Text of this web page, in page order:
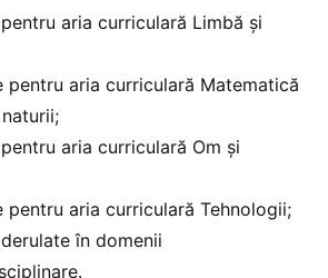
aria curriculară Limbă și
pentru aria curriculară Matematică
aria curriculară Om și
pentru aria curriculară Tehnologii;
în domenii